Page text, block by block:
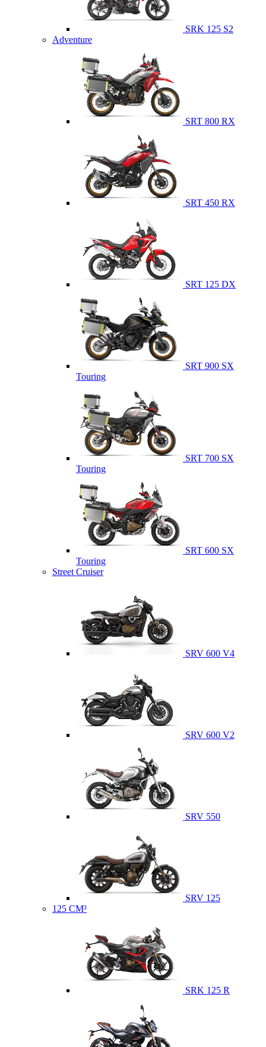
SRK 125 S2
Adventure
SRT 800 RX
SRT 450 RX
SRT 125 DX
SRT 900 SX
Touring
SRT 700 SX
Touring
SRT 600 SX
Touring
Street Cruiser
SRV 600 V4
SRV 600 V2
SRV 550
SRV 125
125 CM³
SRK 125 R